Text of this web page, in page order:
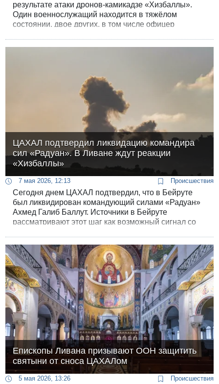
результате атаки дронов-камикадзе «Хизбаллы».
Один военнослужащий находится в тяжёлом
состоянии, двое других, в том числе офицер
ЦАХАЛ подтвердил ликвидацию командира
сил «Радуан». В Ливане ждут реакции
«Хизбаллы»
7 мая 2026, 12:13 Происшествия
Сегодня днем ЦАХАЛ подтвердил, что в Бейруте
был ликвидирован командующий силами «Радуан»
Ахмед Галиб Баллут. Источники в Бейруте
рассматривают этот шаг как возможный сигнал со
руководстве «Хизбаллы».
Епископы Ливана призывают ООН защитить
святыни от сноса ЦАХАЛом
5 мая 2026, 13:26 Происшествия